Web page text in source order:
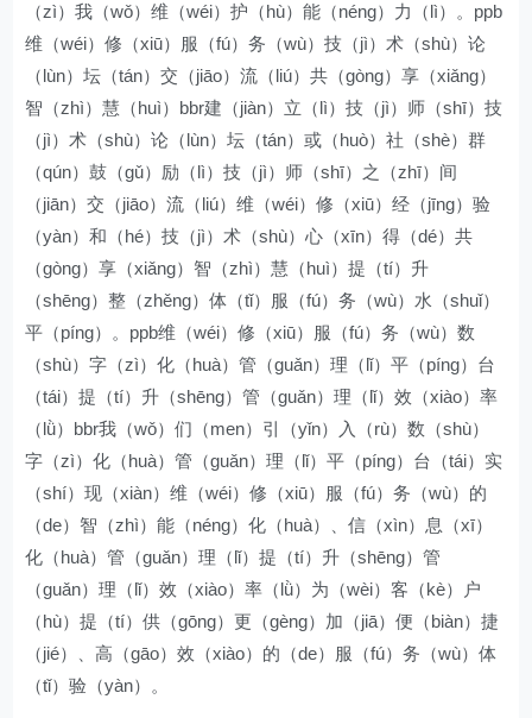
（zì）我（wǒ）维（wéi）护（hù）能（néng）力（lì）。ppb
维（wéi）修（xiū）服（fú）务（wù）技（jì）术（shù）论
（lùn）坛（tán）交（jiāo）流（liú）共（gòng）享（xiǎng）
智（zhì）慧（huì）bbr建（jiàn）立（lì）技（jì）师（shī）技
（jì）术（shù）论（lùn）坛（tán）或（huò）社（shè）群
（qún）鼓（gǔ）励（lì）技（jì）师（shī）之（zhī）间
（jiān）交（jiāo）流（liú）维（wéi）修（xiū）经（jīng）验
（yàn）和（hé）技（jì）术（shù）心（xīn）得（dé）共
（gòng）享（xiǎng）智（zhì）慧（huì）提（tí）升
（shēng）整（zhěng）体（tǐ）服（fú）务（wù）水（shuǐ）
平（píng）。ppb维（wéi）修（xiū）服（fú）务（wù）数
（shù）字（zì）化（huà）管（guǎn）理（lǐ）平（píng）台
（tái）提（tí）升（shēng）管（guǎn）理（lǐ）效（xiào）率
（lǜ）bbr我（wǒ）们（men）引（yǐn）入（rù）数（shù）
字（zì）化（huà）管（guǎn）理（lǐ）平（píng）台（tái）实
（shí）现（xiàn）维（wéi）修（xiū）服（fú）务（wù）的
（de）智（zhì）能（néng）化（huà）、信（xìn）息（xī）
化（huà）管（guǎn）理（lǐ）提（tí）升（shēng）管
（guǎn）理（lǐ）效（xiào）率（lǜ）为（wèi）客（kè）户
（hù）提（tí）供（gōng）更（gèng）加（jiā）便（biàn）捷
（jié）、高（gāo）效（xiào）的（de）服（fú）务（wù）体
（tǐ）验（yàn）。